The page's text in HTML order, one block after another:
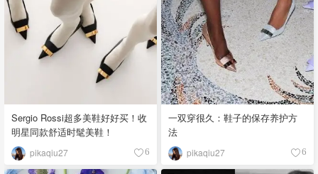
Sergio Rossi超多美鞋好好买！收
明星同款舒适时髦美鞋！
pikaqiu27 6
一双穿很久：鞋子的保存养护方
法
pikaqiu27 6